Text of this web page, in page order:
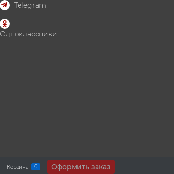
Telegram
Одноклассники
Корзина 0 Оформить заказ